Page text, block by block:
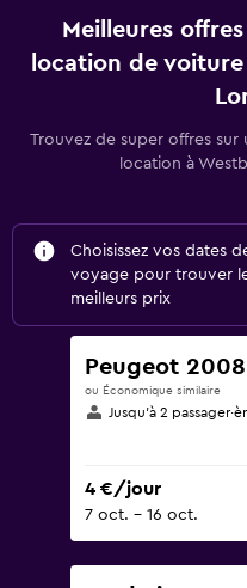
Meilleures
location de
Trouvez de super offres
location à
Choisissez vos dates
voyage pour trouver
meilleurs prix
Peugeot 2008
ou Économique similaire
Jusqu’à 2
4 €/jour
7 oct. - 16 oct.